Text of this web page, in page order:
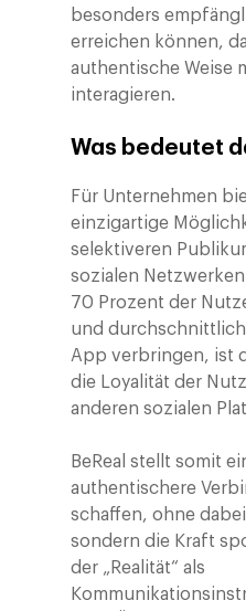
besonders
erreichen können,
authentische Weise
interagieren.
Was bedeutet
Für Unternehmen
einzigartige
selektiveren
sozialen
70 Prozent der
und
App verbringen, ist
die Loyalität der
anderen sozialen
BeReal stellt somit
authentischere
schaffen, ohne
sondern die Kraft
der „Realität“ als